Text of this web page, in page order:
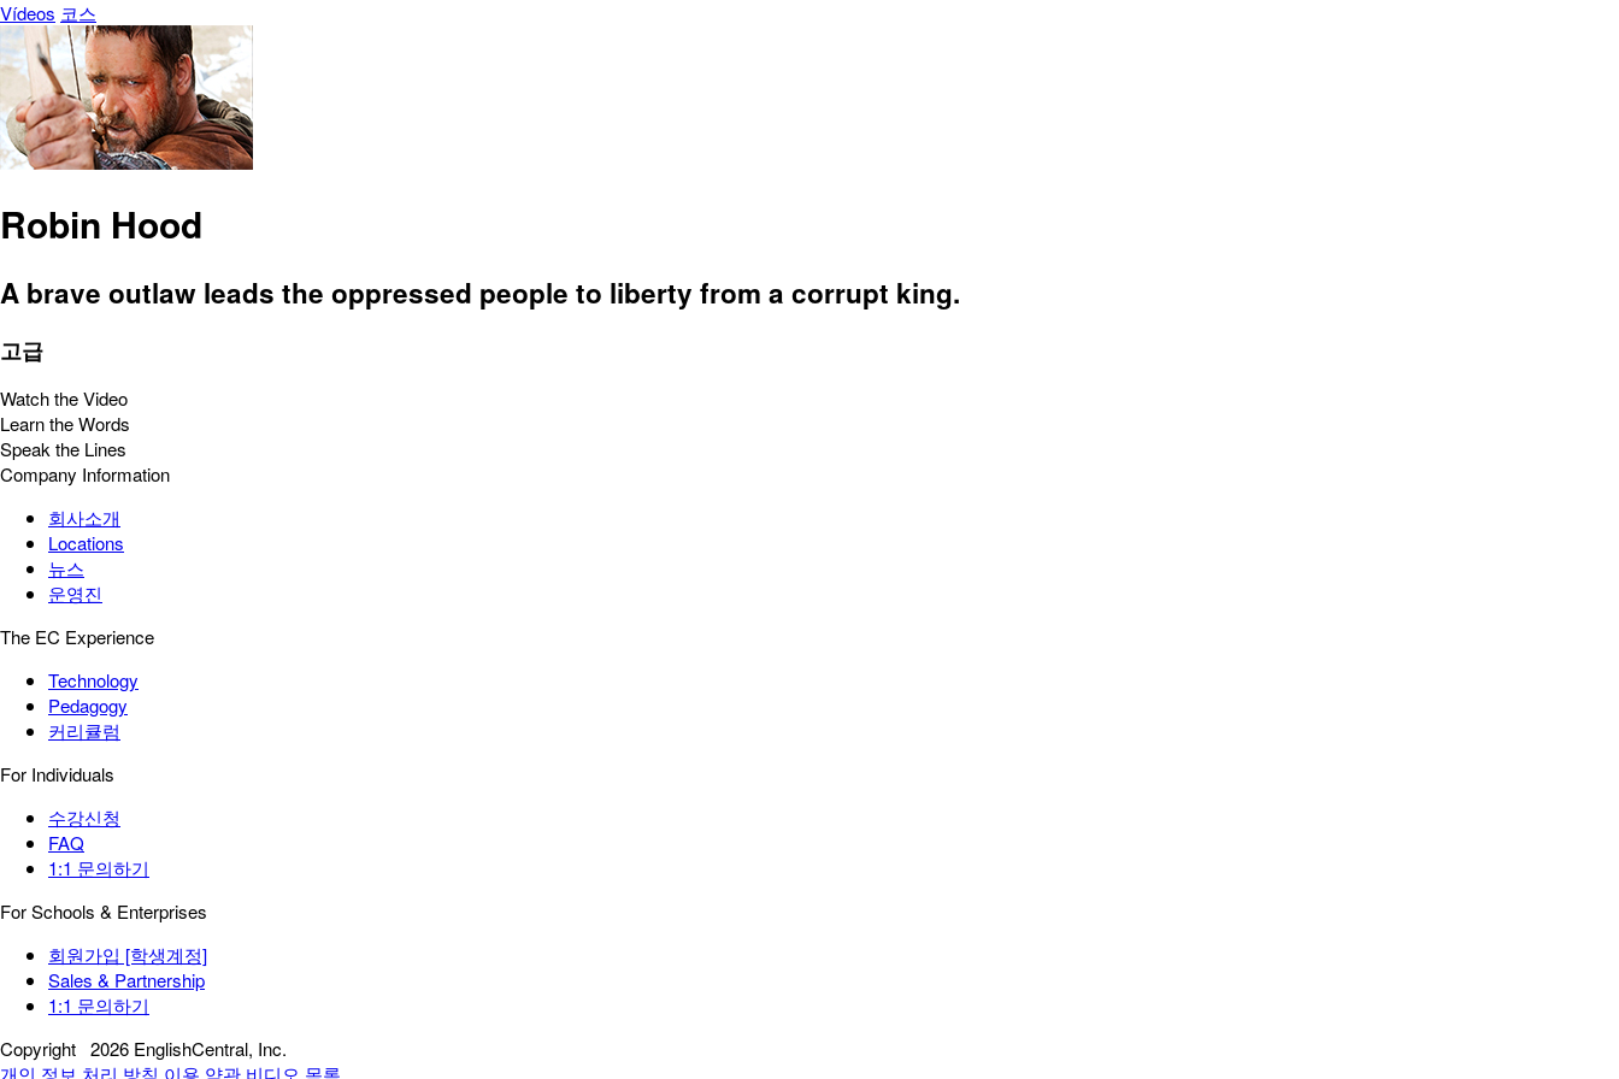
Vídeos 코스
Robin Hood
A brave outlaw leads the oppressed people to liberty from a corrupt king.
고급
Watch the Video
Learn the Words
Speak the Lines
Company Information
회사소개
Locations
뉴스
운영진
The EC Experience
Technology
Pedagogy
커리큘럼
For Individuals
수강신청
FAQ
1:1 문의하기
For Schools & Enterprises
회원가입 [학생계정]
Sales & Partnership
1:1 문의하기
Copyright 2026 EnglishCentral, Inc.